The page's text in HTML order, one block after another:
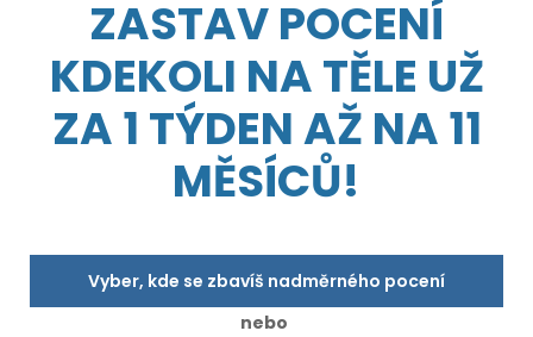
ZASTAV POCENÍ
KDEKOLI NA TĚLE UŽ
ZA 1 TÝDEN AŽ NA 11
MĚSÍCŮ!
Vyber, kde se zbavíš nadměrného pocení
nebo